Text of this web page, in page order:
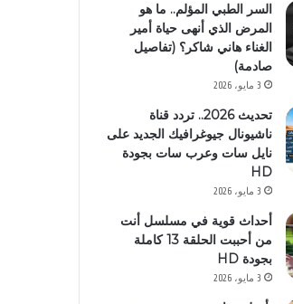
السر الطبي المؤلم.. ما هو
المرض الذي أنهى حياة أمير
الغناء هاني شاكر؟ (تفاصيل
صادمة)
3 مايو، 2026
تحديث 2026.. تردد قناة
ناشيونال جيوغرافيك الجديد على
نايل سات وعرب سات بجودة
HD
3 مايو، 2026
أحداث قوية في مسلسل أنت
من أحببت الحلقة 13 كاملة
بجودة HD
3 مايو، 2026